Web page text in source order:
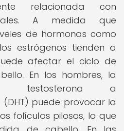
relacionada con
A medida que
de hormonas como
estrógenos tienden a
afectar el ciclo de
En los hombres, la
testosterona a
puede provocar la
folículos pilosos, lo que